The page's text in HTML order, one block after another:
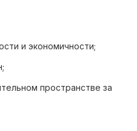
и экономичности;
пространстве за